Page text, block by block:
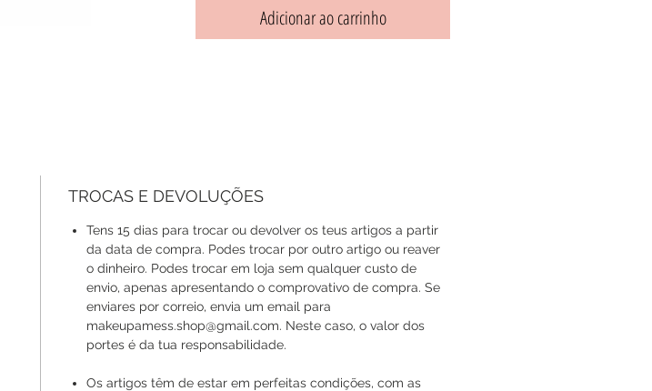
Adicionar ao carrinho
TROCAS E DEVOLUÇÕES
Tens 15 dias para trocar ou devolver os teus artigos a partir
da data de compra. Podes trocar por outro artigo ou reaver
o dinheiro. Podes trocar em loja sem qualquer custo de
envio, apenas apresentando o comprovativo de compra. Se
enviares por correio, envia um email para
makeupamess.shop@gmail.com. Neste caso, o valor dos
portes é da tua responsabilidade.
Os artigos têm de estar em perfeitas condições, com as